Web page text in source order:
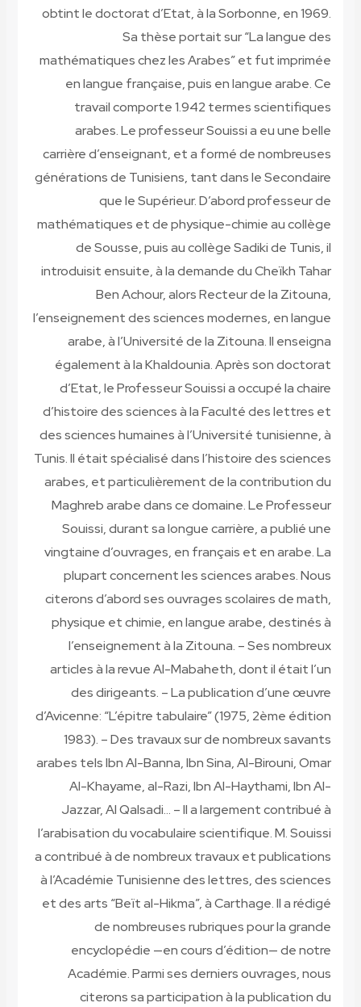
obtint le doctorat d’Etat, à la Sorbonne, en 1969.
Sa thèse portait sur “La langue des
mathématiques chez les Arabes” et fut imprimée
en langue française, puis en langue arabe. Ce
travail comporte 1.942 termes scientifiques
arabes. Le professeur Souissi a eu une belle
carrière d’enseignant, et a formé de nombreuses
générations de Tunisiens, tant dans le Secondaire
que le Supérieur. D’abord professeur de
mathématiques et de physique-chimie au collège
de Sousse, puis au collège Sadiki de Tunis, il
introduisit ensuite, à la demande du Cheïkh Tahar
Ben Achour, alors Recteur de la Zitouna,
l’enseignement des sciences modernes, en langue
arabe, à l’Université de la Zitouna. Il enseigna
également à la Khaldounia. Après son doctorat
d’Etat, le Professeur Souissi a occupé la chaire
d’histoire des sciences à la Faculté des lettres et
des sciences humaines à l’Université tunisienne, à
Tunis. Il était spécialisé dans l’histoire des sciences
arabes, et particulièrement de la contribution du
Maghreb arabe dans ce domaine. Le Professeur
Souissi, durant sa longue carrière, a publié une
vingtaine d’ouvrages, en français et en arabe. La
plupart concernent les sciences arabes. Nous
citerons d’abord ses ouvrages scolaires de math,
physique et chimie, en langue arabe, destinés à
l’enseignement à la Zitouna. – Ses nombreux
articles à la revue Al-Mabaheth, dont il était l’un
des dirigeants. – La publication d’une œuvre
d’Avicenne: “L’épitre tabulaire” (1975, 2ème édition
1983). – Des travaux sur de nombreux savants
arabes tels Ibn Al-Banna, Ibn Sina, Al-Birouni, Omar
Al-Khayame, al-Razi, Ibn Al-Haythami, Ibn Al-
Jazzar, Al Qalsadi… – Il a largement contribué à
l’arabisation du vocabulaire scientifique. M. Souissi
a contribué à de nombreux travaux et publications
à l’Académie Tunisienne des lettres, des sciences
et des arts “Beït al-Hikma”, à Carthage. Il a rédigé
de nombreuses rubriques pour la grande
encyclopédie —en cours d’édition— de notre
Académie. Parmi ses derniers ouvrages, nous
citerons sa participation à la publication du